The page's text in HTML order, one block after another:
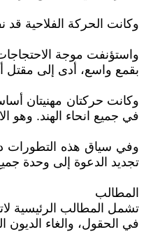
وكانت الحركة الفلاحية
بقمع واسع، أدى إلى مقتل
وكانت حركتان مهنيتان
في جميع انحاء الهند. وهو
تجديد الدعوة إلى وحدة
المطالب
تشمل المطالب الرئيسية
في الحقول، والغاء الديون